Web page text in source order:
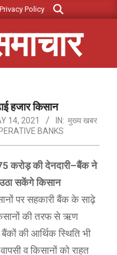
Privacy Policy
Search
हजार किसान
14, 2021 IN: मुख्य खबर
BANKS
करोड़ की देनदारी–बैंक ने
सकेंगे किसान
पर सहकारी बैंक के साढ़े
की तरफ से ऋण
की आर्थिक स्थिति भी
व किसानों को राहत